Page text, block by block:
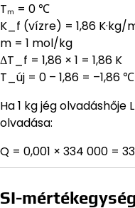
Tₘ = 0 ℃
K_f (vízre) = 1,86 K·kg/
m = 1 mol/kg
ΔT_f = 1,86 × 1 = 1,86 K
T_új = 0 – 1,86 = –1,86 ℃
Ha 1 kg jég
olvadása:
Q = 0,001 × 334 000 =
SI-